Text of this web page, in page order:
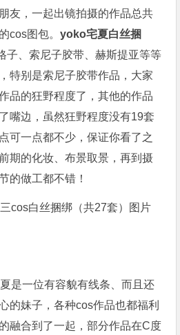
友，一起出镜拍摄的作品总共
cos图包。yoko宅夏白丝捆
子、索尼子胶带、赫斯提亚等等
特别是索尼子胶带作品，大家
品的狂野程度了，其他的作品
嘴边，虽然狂野程度没有19套
可一点都不少，保证你看了之
期的化妆、布景取景，再到摄
的做工都不错！
是一位有容貌有线条、而且还
的妹子，各种cos作品也都福利
融合到了一起，部分作品在C度